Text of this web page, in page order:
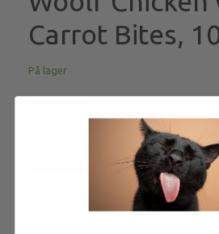
Carrot Bites,
På lager
q550037-1002